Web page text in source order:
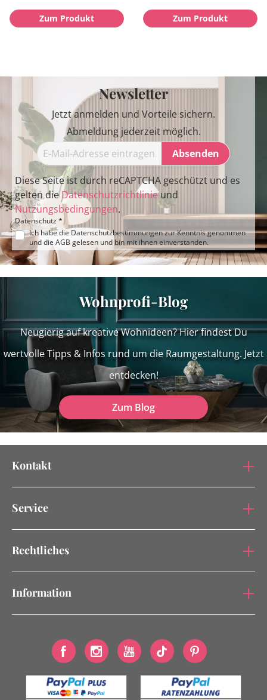
Zum Produkt Zum Produkt
Newsletter
Jetzt anmelden und Vorteile sichern.
Abmeldung jederzeit möglich.
Absenden
Diese Seite ist durch reCAPTCHA geschützt und es
gelten dieDatenschutzrichtlinieund
Nutzungsbedingungen.
Datenschutz *
Ich habe die Datenschutzbestimmungenzur Kenntnis genommen
und die AGB gelesen und bin mit ihnen einverstanden.
Wohnprofi-Blog
Neugierig auf kreative Wohnideen? Hier findest Du
wertvolle Tipps & Infos rund um die Raumgestaltung. Jetzt
entdecken!
Zum Blog
Kontakt
Service
Rechtliches
Information